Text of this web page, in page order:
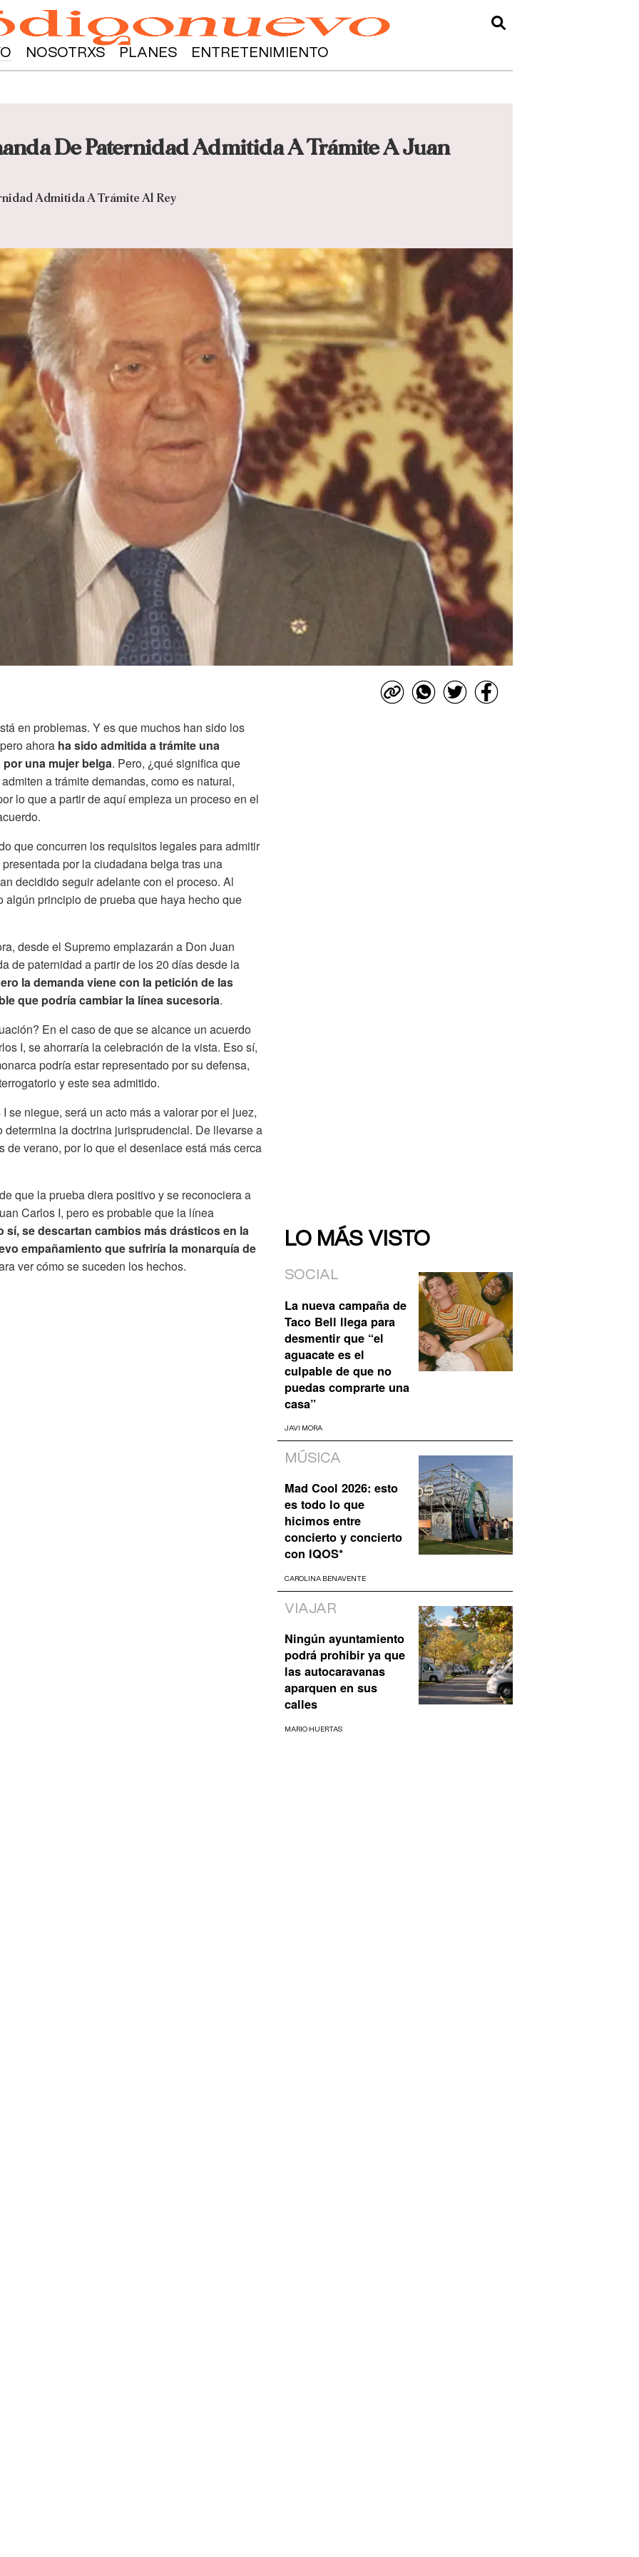
NOSOTRXS PLANES ENTRETENIMIENTO
De Paternidad Admitida A Trámite A Juan
Admitida A Trámite Al Rey
en problemas. Y es que muchos han sido los
ahora ha sido admitida a trámite una
una mujer belga. Pero, ¿qué significa que
a trámite demandas, como es natural,
lo que a partir de aquí empieza un proceso en el
que concurren los requisitos legales para admitir
por la ciudadana belga tras una
decidido seguir adelante con el proceso. Al
algún principio de prueba que haya hecho que
desde el Supremo emplazarán a Don Juan
de paternidad a partir de los 20 días desde la
la demanda viene con la petición de las
que podría cambiar la línea sucesoria.
En el caso de que se alcance un acuerdo
I, se ahorraría la celebración de la vista. Eso sí,
podría estar representado por su defensa,
y este sea admitido.
se niegue, será un acto más a valorar por el juez,
determina la doctrina jurisprudencial. De llevarse a
de verano, por lo que el desenlace está más cerca
que la prueba diera positivo y se reconociera a
Carlos I, pero es probable que la línea
sí, se descartan cambios más drásticos en la
empañamiento que sufriría la monarquía de
ver cómo se suceden los hechos.
LO MÁS VISTO
SOCIAL
La nueva campaña de
Taco Bell llega para
desmentir que “el
aguacate es el
culpable de que no
puedas comprarte una
casa”
JAVI MORA
MÚSICA
Mad Cool 2026: esto
es todo lo que
hicimos entre
concierto y concierto
con IQOS*
CAROLINA BENAVENTE
VIAJAR
Ningún ayuntamiento
podrá prohibir ya que
las autocaravanas
aparquen en sus
calles
MARIO HUERTAS